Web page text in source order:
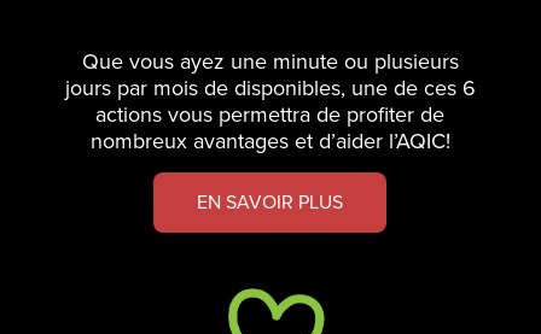
Que vous ayez une minute ou plusieurs
jours par mois de disponibles, une de ces 6
actions vous permettra de profiter de
nombreux avantages et d’aider l’AQIC!
EN SAVOIR PLUS